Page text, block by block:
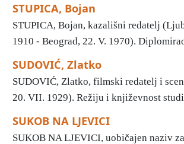
STUPICA, Bojan
STUPICA, Bojan, kazališni redatelj
1910 - Beograd, 22. V. 1970).
SUDOVIĆ, Zlatko
SUDOVIĆ, Zlatko, filmski redatelj i
20. VII. 1929). Režiju i književnost
SUKOB NA LJEVICI
SUKOB NA LJEVICI, uobičajen naziv